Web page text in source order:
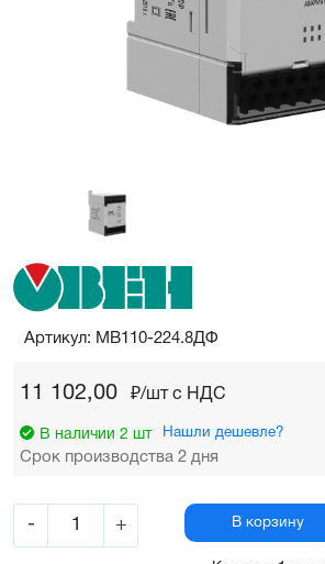
11 102,00 ₽/шт c НДС
В наличии 2 шт Нашли дешевле?
Срок производства 2 дня
- + В корзину
Артикул: МВ110-224.8ДФ